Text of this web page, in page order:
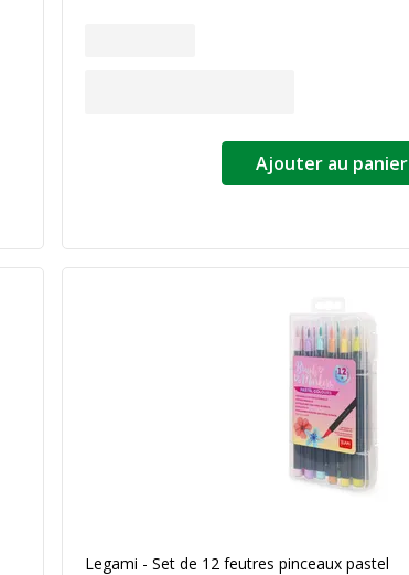
Ajouter au panier
Legami - Set de 12 feutres pinceaux pastel